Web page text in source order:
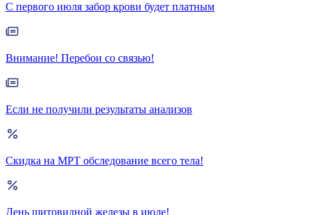
С первого июля забор крови будет платным
Внимание! Перебои со связью!
Если не получили результаты анализов
Скидка на МРТ обследование всего тела!
День щитовидной железы в июле!